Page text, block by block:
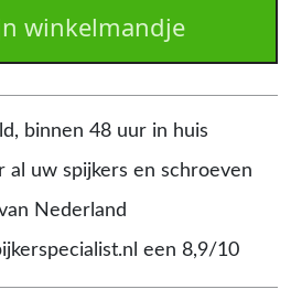
winkelmandje
binnen 48 uur in huis
al uw spijkers en schroeven
Nederland
een 8,9/10